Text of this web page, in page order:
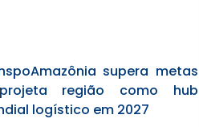
supera metas
região como hub
logístico em 2027